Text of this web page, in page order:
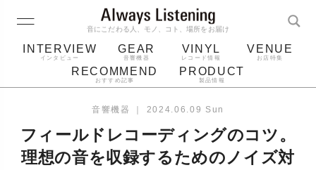
音にこだわる人、モノ、コト、場所をお届け
INTERVIEW
インタビュー
GEAR
音響機器
VINYL
レコード情報
VENUE
お店特集
RECOMMEND
おすすめ記事
PRODUCT
製品情報
アルバム
レコード針
音響機器 ｜ 2024.06.09 Sun
フィールドレコーディングのコツ。
理想の音を収録するためのノイズ対